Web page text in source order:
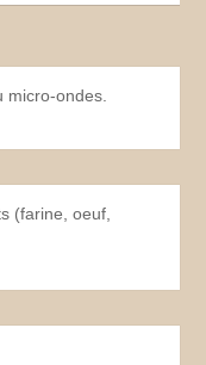
micro-ondes.
(farine, oeuf,